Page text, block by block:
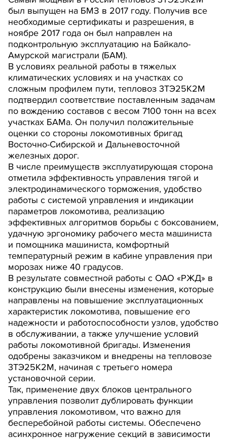
был выпущен на БМЗ в 2017 году. Получив все
необходимые сертификаты и разрешения, в
ноябре 2017 года он был направлен на
подконтрольную эксплуатацию на Байкало-
Амурской магистрали (БАМ).
В условиях реальной работы в тяжелых
климатических условиях и на участках со
сложным профилем пути, тепловоз 3ТЭ25К2М
подтвердил соответствие поставленным задачам
по вождению составов с весом 7100 тонн на всех
участках БАМа. Он получил положительные
оценки со стороны локомотивных бригад
Восточно-Сибирской и Дальневосточной
железных дорог.
В числе преимуществ эксплуатирующая сторона
отметила эффективность управления тягой и
электродинамического торможения, удобство
работы с системой управления и индикации
параметров локомотива, реализацию
эффективных алгоритмов борьбы с боксованием,
удачную эргономику рабочего места машиниста
и помощника машиниста, комфортный
температурный режим в кабине управления при
морозах ниже 40 градусов.
В результате совместной работы с ОАО «РЖД» в
конструкцию были внесены изменения, которые
направлены на повышение эксплуатационных
характеристик локомотива, повышение его
надежности и работоспособности узлов, удобство
в обслуживании, а также улучшение условий
работы локомотивной бригады. Изменения
одобрены заказчиком и внедрены на тепловозе
3ТЭ25К2М, начиная с третьего номера
установочной серии.
Так, применение двух блоков центрального
управления позволит дублировать функции
управления локомотивом, что важно для
бесперебойной работы системы. Обеспечено
асинхронное нагружение секций в зависимости